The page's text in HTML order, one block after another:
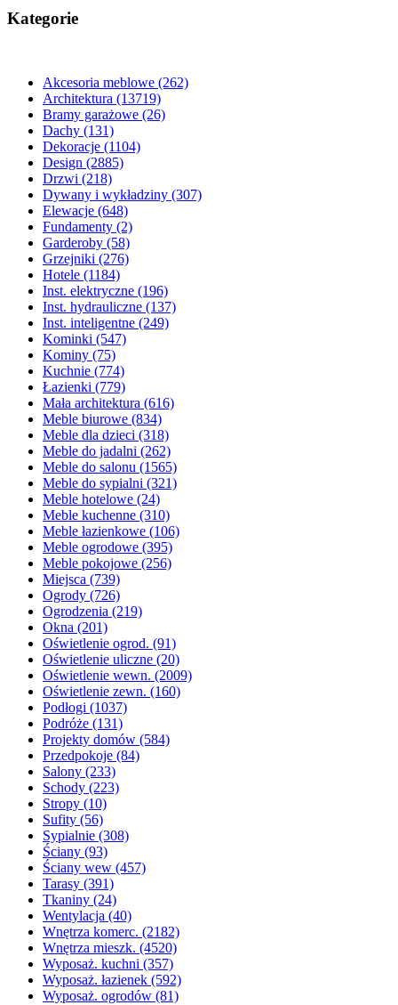
Kategorie
Akcesoria meblowe (262)
Architektura (13719)
Bramy garażowe (26)
Dachy (131)
Dekoracje (1104)
Design (2885)
Drzwi (218)
Dywany i wykładziny (307)
Elewacje (648)
Fundamenty (2)
Garderoby (58)
Grzejniki (276)
Hotele (1184)
Inst. elektryczne (196)
Inst. hydrauliczne (137)
Inst. inteligentne (249)
Kominki (547)
Kominy (75)
Kuchnie (774)
Łazienki (779)
Mała architektura (616)
Meble biurowe (834)
Meble dla dzieci (318)
Meble do jadalni (262)
Meble do salonu (1565)
Meble do sypialni (321)
Meble hotelowe (24)
Meble kuchenne (310)
Meble łazienkowe (106)
Meble ogrodowe (395)
Meble pokojowe (256)
Miejsca (739)
Ogrody (726)
Ogrodzenia (219)
Okna (201)
Oświetlenie ogrod. (91)
Oświetlenie uliczne (20)
Oświetlenie wewn. (2009)
Oświetlenie zewn. (160)
Podłogi (1037)
Podróże (131)
Projekty domów (584)
Przedpokoje (84)
Salony (233)
Schody (223)
Stropy (10)
Sufity (56)
Sypialnie (308)
Ściany (93)
Ściany wew (457)
Tarasy (391)
Tkaniny (24)
Wentylacja (40)
Wnętrza komerc. (2182)
Wnętrza mieszk. (4520)
Wyposaż. kuchni (357)
Wyposaż. łazienek (592)
Wyposaż. ogrodów (81)